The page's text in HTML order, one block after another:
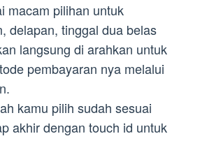
macam pilihan untuk
delapan, tinggal dua belas
langsung di arahkan untuk
pembayaran nya melalui
kamu pilih sudah sesuai
akhir dengan touch id untuk